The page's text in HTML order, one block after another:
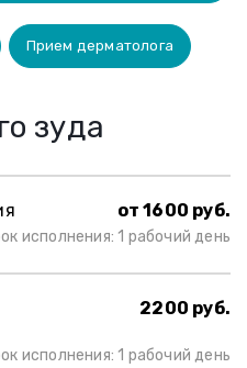
Прием дерматолога
зуда
от 1600 руб.
исполнения: 1 рабочий день
2200 руб.
исполнения: 1 рабочий день